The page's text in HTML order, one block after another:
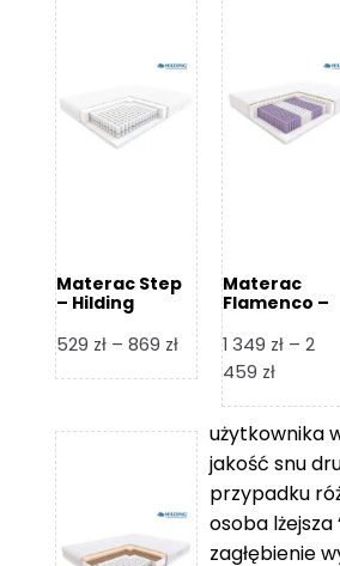
Materac Step
– Hilding
529 zł – 869 złZakres
cen:
529 zł
do
869 zł
Materac
Flamenco –
1 349 zł – 2
459 złZakres
od
1
349 zł
2
użytkownika
jakość snu
przypadku
osoba lżejsza
zagłębienie